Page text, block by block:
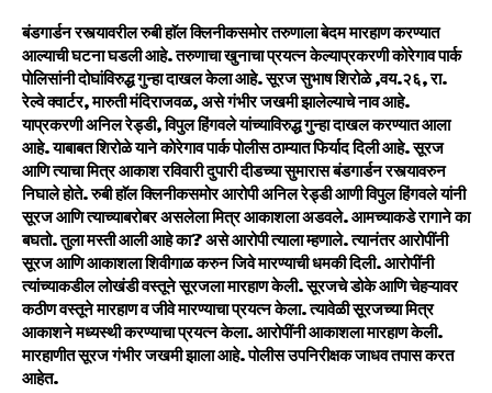
बंडगार्डन रस्त्यावरील रुबी हाॅल क्लिनीकसमोरतरुणाला बेदम मारहाण करण्यात
आल्याची घटना घडली आहे. तरुणाचा खुनाचा प्रयत्न केल्याप्रकरणी कोरेगाव पार्क
पाेलिसांनी दोघांविरुद्ध गुन्हा दाखल केला आहे. सूरज सुभाष शिरोळे ,वय.२६, रा.
रेल्वे क्वार्टर, मारुती मंदिराजवळ, असे गंभीर जखमी झालेल्याचे नाव आहे.
याप्रकरणी अनिल रेड्डी, विपुल हिंगवले यांच्याविरुद्ध गुन्हा दाखल करण्यात आला
आहे. याबाबत शिरोळे याने काेरेगाव पार्क पोलीस ठाम्यात फिर्याद दिली आहे. सूरज
आणि त्याचा मित्र आकाश रविवारी दुपारी दीडच्या सुमारास बंडगार्डन रस्त्यावरुन
निघाले होते. रुबी हाॅल क्लिनीकसमोर आरोपी अनिल रेड्डी आणी विपुल हिंगवले यांनी
सूरज आणि त्याच्याबरोबर असलेला मित्र आकाशला अडवले. आमच्याकडे रागाने का
बघतो. तुला मस्ती आली आहे का? असे आरोपी त्याला म्हणाले. त्यानंतर आरोपींनी
सूरज आणि आकाशला शिवीगाळ करुन जिवे मारण्याची धमकी दिली. आरोपींनी
त्यांच्याकडील लोखंडी वस्तूने सूरजला मारहाण केली. सूरजचे डोके आणि चेहऱ्यावर
कठीण वस्तूने मारहाण व जीवे मारण्याचा प्रयत्न केला. त्यावेळी सूरजच्या मित्र
आकाशने मध्यस्थी करण्याचा प्रयत्न केला. आरोपींनी आकाशला मारहाण केली.
मारहाणीत सूरज गंभीर जखमी झाला आहे. पोलीस उपनिरीक्षक जाधव तपास करत
आहेत.